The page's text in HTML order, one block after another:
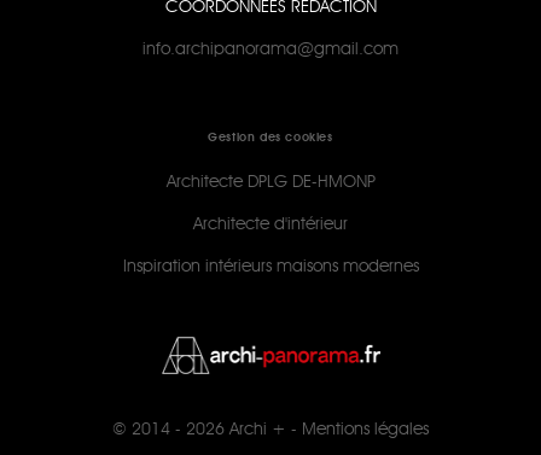
COORDONNÉES RÉDACTION
info.archipanorama@gmail.com
Gestion des cookies
Architecte DPLG DE-HMONP
Architecte d'intérieur
Inspiration intérieurs maisons modernes
© 2014 - 2026 Archi + - Mentions légales